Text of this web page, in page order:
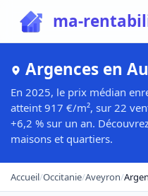
ma-
Argences en
En 2025, le prix médian
atteint 917 €/m², sur 22
+6,2 % sur un an.
maisons et quartiers.
Accueil/Occitanie/Aveyron/